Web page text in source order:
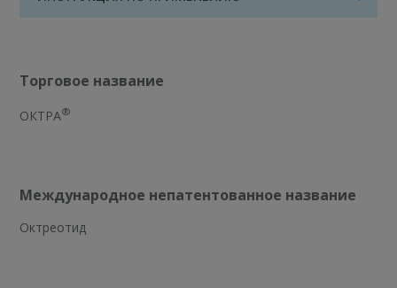
Торговое название
ОКТРА®
Международное непатентованное название
Октреотид